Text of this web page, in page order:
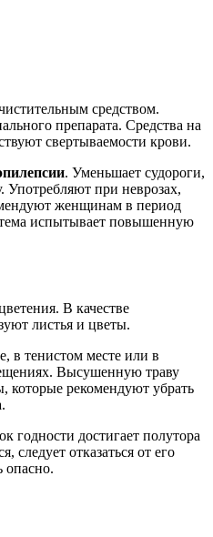
средством.
препарата. Средства на
свертываемости крови.
. Уменьшает судороги,
Употребляют при неврозах,
женщинам в период
испытывает повышенную
В качестве
листья и цветы.
в тенистом месте или в
Высушенную траву
рекомендуют убрать
годности достигает полутора
следует отказаться от его
опасно.